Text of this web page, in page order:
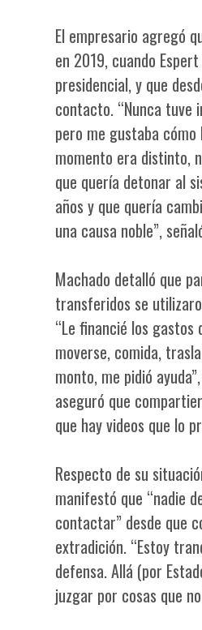
El empresario agregó
en 2019, cuando
presidencial, y que
contacto. “Nunca tuve
pero me gustaba cómo
momento era distinto,
que quería detonar al
años y que quería
una causa noble”,
Machado detalló que
transferidos se
“Le financié los gastos
moverse, comida,
monto, me pidió
aseguró que
que hay videos que lo
Respecto de su
manifestó que “nadie
contactar” desde que
extradición. “Estoy
defensa. Allá (por
juzgar por cosas que